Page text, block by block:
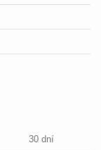
30 dní